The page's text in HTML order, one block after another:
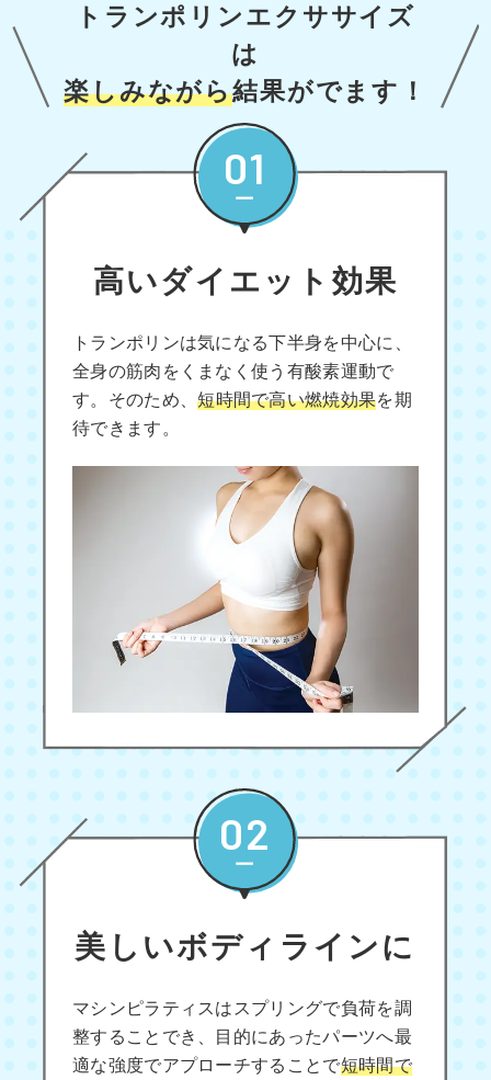
トランポリンエクササイズ
は
楽しみながら結果がでます！
01
高いダイエット効果
トランポリンは気になる下半身を中心に、
全身の筋肉をくまなく使う有酸素運動で
す。そのため、短時間で高い燃焼効果を期
待できます。
02
美しいボディラインに
マシンピラティスはスプリングで負荷を調
整することでき、目的にあったパーツへ最
適な強度でアプローチすることで短時間で